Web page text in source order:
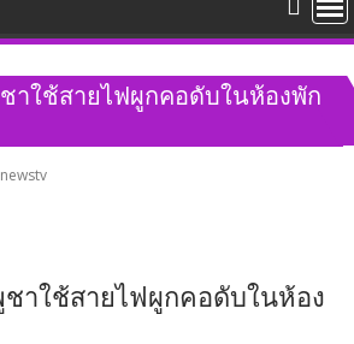
าใช้สายไฟผูกคอดับในห้องพัก
าใช้สายไฟผูกคอดับในห้อง